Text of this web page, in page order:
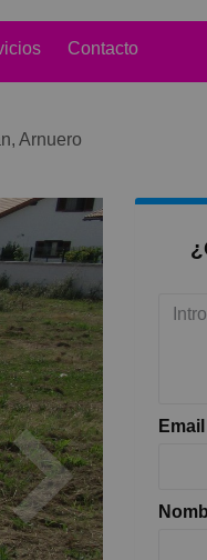
Contacto
Arnuero
Email